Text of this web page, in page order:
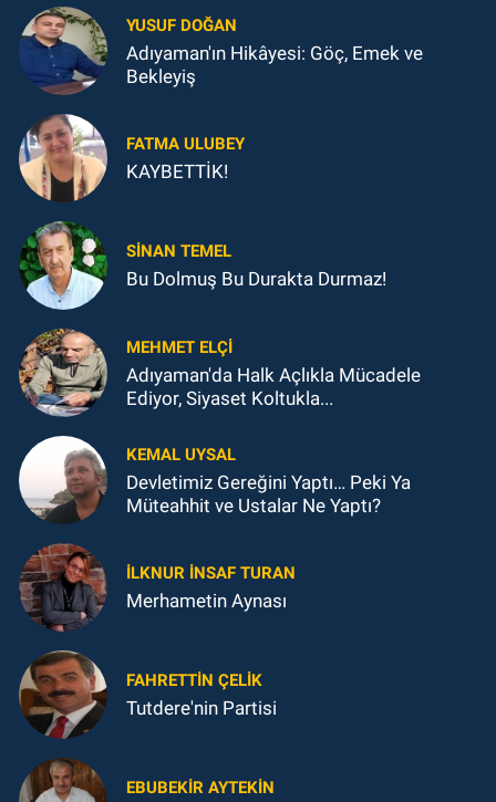
YUSUF DOĞAN
Adıyaman'ın Hikâyesi: Göç, Emek ve
Bekleyiş
FATMA ULUBEY
KAYBETTİK!
SINAN TEMEL
Bu Dolmuş Bu Durakta Durmaz!
MEHMET ELÇI
Adıyaman'da Halk Açlıkla Mücadele
Ediyor, Siyaset Koltukla...
KEMAL UYSAL
Devletimiz Gereğini Yaptı… Peki Ya
Müteahhit ve Ustalar Ne Yaptı?
İLKNUR İNSAF TURAN
Merhametin Aynası
FAHRETTIN ÇELİK
Tutdere'nin Partisi
EBUBEKIR AYTEKIN